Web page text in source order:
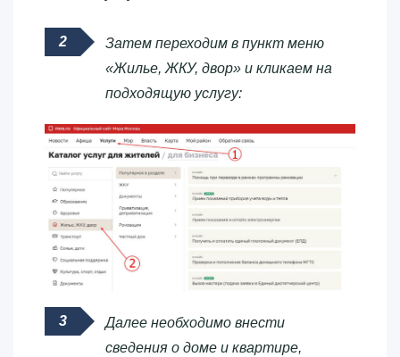
Затем переходим в пункт меню
«Жилье, ЖКУ, двор» и кликаем на
подходящую услугу:
Далее необходимо внести
сведения о доме и квартире,